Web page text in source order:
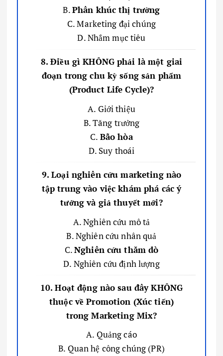
B.Phân khúc thị trường
C. Marketing đại chúng
D. Nhắm mục tiêu
8. Điều gì KHÔNG phải là một giai
đoạn trong chu kỳ sống sản phẩm
(Product Life Cycle)?
A. Giới thiệu
B. Tăng trưởng
C. Bão hòa
D. Suy thoái
9. Loại nghiên cứu marketing nào
tập trung vào việc khám phá các ý
tưởng và giả thuyết mới?
A. Nghiên cứu mô tả
B. Nghiên cứu nhân quả
C.Nghiên cứu thăm dò
D. Nghiên cứu định lượng
10. Hoạt động nào sau đây KHÔNG
thuộc về Promotion (Xúc tiến)
trong Marketing Mix?
A. Quảng cáo
B. Quan hệ công chúng (PR)